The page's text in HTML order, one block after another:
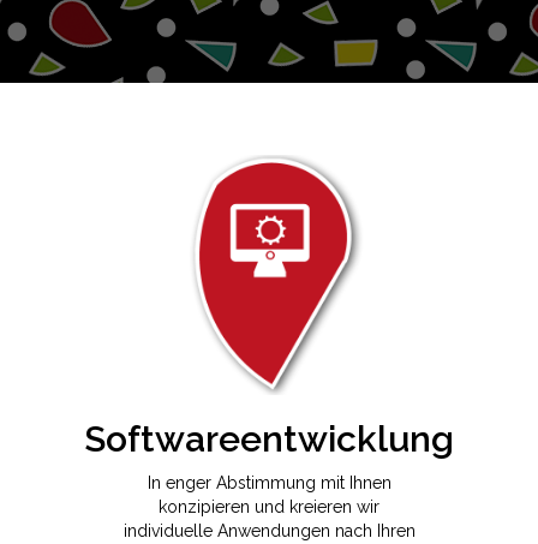
In enger Abstimmung mit Ihnen
konzipieren und kreieren wir
individuelle Anwendungen nach Ihren